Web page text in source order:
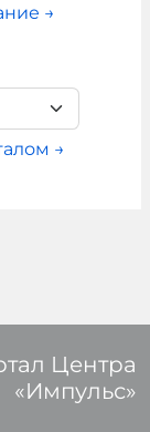
→
→
Центра
«Импульс»